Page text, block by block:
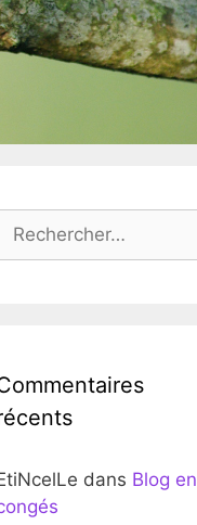
dans Blog en